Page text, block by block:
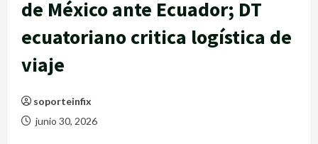
de México ante Ecuador; DT
ecuatoriano critica logística de
viaje
soporteinfix
junio 30, 2026